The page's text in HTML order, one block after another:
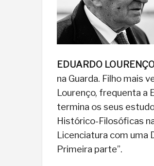
EDUARDO
na Guarda. Filho mais
Lourenço, frequenta a
termina os seus
Histórico-Filosóficas
Licenciatura com uma
Primeira parte”.